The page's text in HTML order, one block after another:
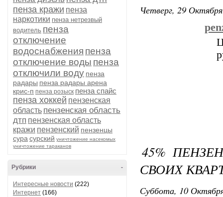
пенза кражи пенза
наркотики пенза нетрезвый
водитель пенза
отключение
водоснабжения пенза
отключение воды пенза
отключили воду пенза
радары пенза радары арена
крис-п пенза розыск пенза спайс
пенза хоккей пензенская
область пензенская область
дтп пензенская область
кражи пензенский пензенцы
сура сурский уничтожение насекомых
уничтожение тараканов
-
Рубрики
Интересные новости (222)
Интернет (166)
Четверг, 29
45%
СВОИХ
Суббота, 10